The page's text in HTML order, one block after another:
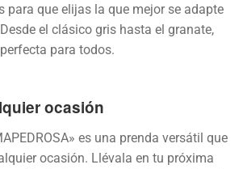
para que elijas la que mejor se adapte
el clásico gris hasta el granate,
para todos.
ocasión
es una prenda versátil que
ocasión. Llévala en tu próxima